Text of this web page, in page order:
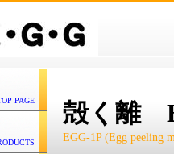
殻く離
EGG-1P (Egg peeling
PAGE